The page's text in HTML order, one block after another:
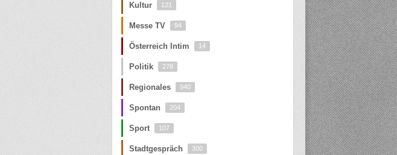
Kultur 121
Messe TV 94
Österreich Intim 14
Politik 278
Regionales 940
Spontan 204
Sport 107
Stadtgespräch 300